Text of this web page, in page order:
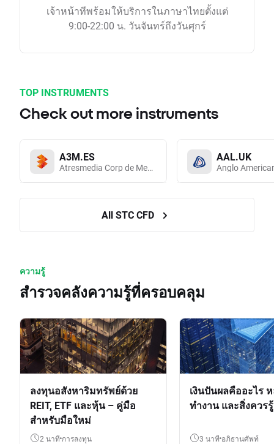
เจ้าหน้าทีพร้อมให้บริการในภาษาไทยตั้งแต่
9:00-22:00 น. วันจันทร์ถึงวันศุกร์
TOP INSTRUMENTS
Check out more instruments
A3M.ES
Atresmedia Corp de Medios de Comunicacion SA
AAL.UK
Anglo
All STC CFD
ความรู้
สำรวจคลังความรู้ที่ครอบคลุม
ลงทุนอสังหาริมทรัพย์ด้วย
REIT, ETF และหุ้น – คู่มือ
สำหรับมือใหม่
2 นาที การลงทุน
เงินปันผลคืออะไร
ทำงาน และสิ่งควรรู้
3 นาที อภิธานศัพท์